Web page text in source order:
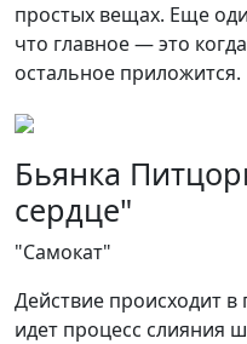
простых вещах. Еще
что главное — это
остальное приложится.
Бьянка
сердце"
"Самокат"
Действие происходит
идет процесс слияния